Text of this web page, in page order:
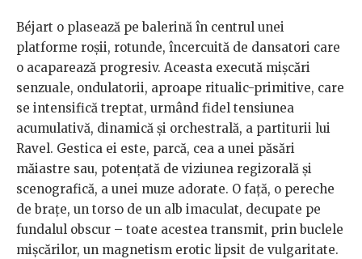
Béjart o plasează pe balerină în centrul unei
platforme roșii, rotunde, încercuită de dansatori care
o acaparează progresiv. Aceasta execută mișcări
senzuale, ondulatorii, aproape ritualic-primitive, care
se intensifică treptat, urmând fidel tensiunea
acumulativă, dinamică și orchestrală, a partiturii lui
Ravel. Gestica ei este, parcă, cea a unei păsări
măiastre sau, potențată de viziunea regizorală și
scenografică, a unei muze adorate. O față, o pereche
de brațe, un torso de un alb imaculat, decupate pe
fundalul obscur – toate acestea transmit, prin buclele
mișcărilor, un magnetism erotic lipsit de vulgaritate.